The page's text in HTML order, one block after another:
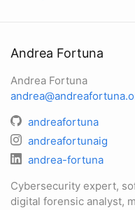
Andrea Fortuna
Andrea Fortuna
andreafortuna
andreafortunaig
andrea-fortuna
Cybersecurity expert,
digital forensic analyst,